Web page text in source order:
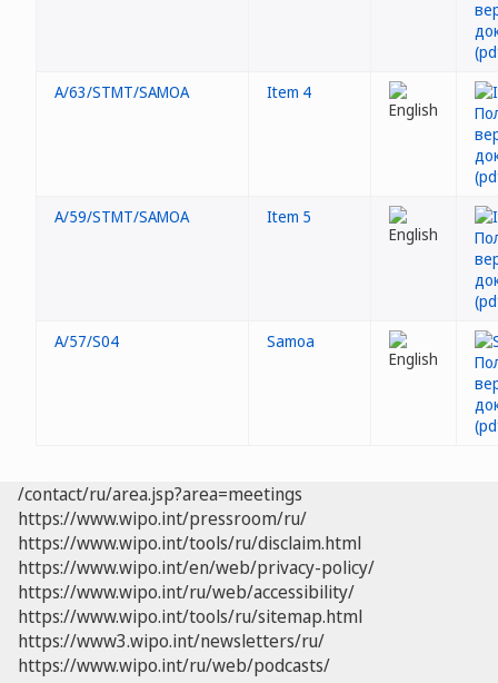
A/63/STMT/SAMOA Item 4
A/59/STMT/SAMOA Item 5
A/57/S04 Samoa
/contact/ru/area.jsp?area=meetings
https://www.wipo.int/pressroom/ru/
https://www.wipo.int/tools/ru/disclaim.html
https://www.wipo.int/en/web/privacy-policy/
https://www.wipo.int/ru/web/accessibility/
https://www.wipo.int/tools/ru/sitemap.html
https://www3.wipo.int/newsletters/ru/
https://www.wipo.int/ru/web/podcasts/